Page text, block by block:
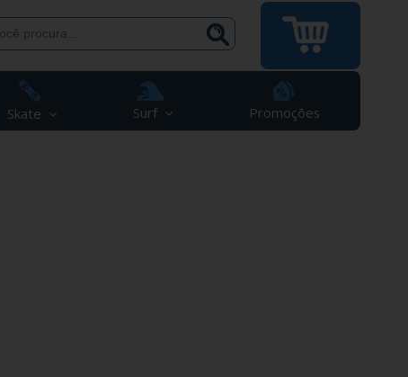
Skate Surf Promoções